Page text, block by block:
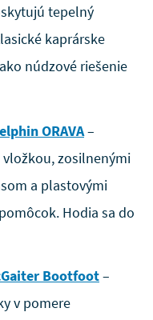
tepelný
kaprárske
núdzové riešenie
ORAVA–
zosilnenými
a plastovými
Hodia sa do
Bootfoot–
v pomere